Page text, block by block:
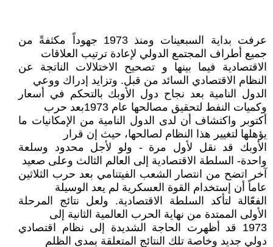
عرفت بداية السبعينات ومنذ 1973 جهوداً مكثفةً من
جميع أطراف المجتمع الدولي لإعادة ترتيب العلاقات
الاقتصادية فيما بينها و تصحيح الاختلالات الناتجة عن
النظام الاقتصادي السائد من قبل. وتزايد إدراك ووعي
الدول النامية بعد نجاح دول الأوبك بالتحكم في أسعار
وكميات النفط لتحقيق مصالحها عام 1973بعد حرب
أكتوبر واكتشاف أن لدى الدول النامية من الإمكانيات ما
يؤهلها لتغيير هذا النظام لصالحها، حيث إن قرار
الأوبك قد نقل لأول مرة - ولو لأجل محدود وسلعة
واحدة- السلطة الاقتصادية إلى العالم الثالث وعلى صعيد
آخر اتضح من انتصار الشعب الفيتنامي بعد حرب الثلاثين
عاماً أن إستخدام القوة العسكرية لم يعد الوسيلة
الفعّالة لتأكد السلطة الاقتصادية. ولعل نتائج المرحلة
الأولى الممتدة من نهاية الحرب العالمية الثانية إلى
1973 قد أظهرت الحاجة الشديدة إلى نظام اقتصادي
دولي جديد وخاصة تلك النتائج المتعلقة بمدى الظلم